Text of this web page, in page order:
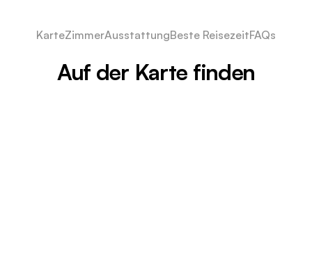
KarteZimmerAusstattungBeste ReisezeitFAQs
Auf der Karte finden